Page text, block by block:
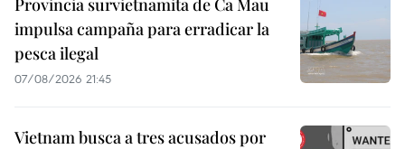
Provincia survietnamita de Ca Mau
impulsa campaña para erradicar la
pesca ilegal
07/08/2026 21:45
Vietnam busca a tres acusados por